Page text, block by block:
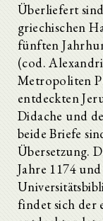
Überliefert
griechischen
fünften
(cod.
Metropoliten
entdeckten
Didache und
beide Briefe
Übersetzung.
Jahre 1174
findet sich der